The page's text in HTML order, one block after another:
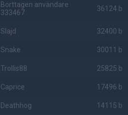
Borttagen användare
333467
36124 b
Slajd 32400 b
Snake 30011 b
Trollis88 25825 b
Caprice 17496 b
Deathhog 14115 b